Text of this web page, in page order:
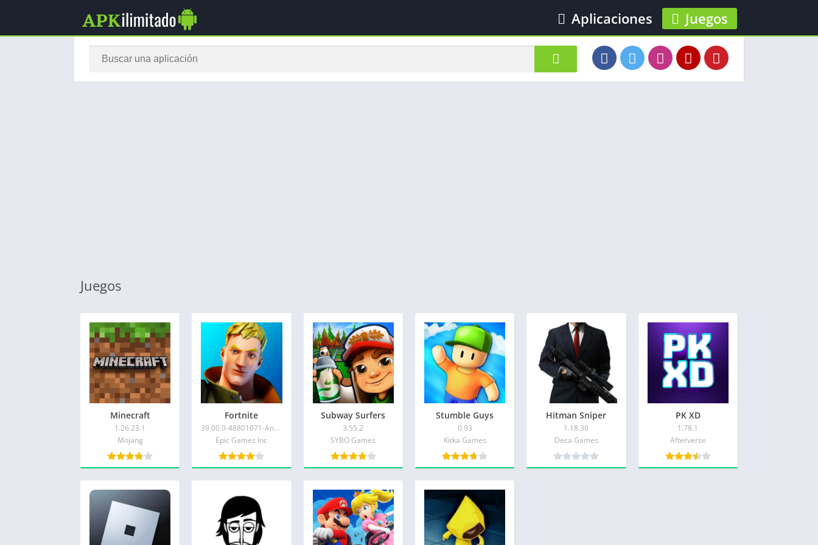
Aplicaciones Juegos
Juegos
Minecraft
1.26.23.1
Mojang
Fortnite
39.00.0-48801071-Android
Epic Games Inc
Subway Surfers
3.55.2
SYBO Games
Stumble Guys
0.93
Kitka Games
Hitman Sniper
1.18.30
Deca Games
PK XD
1.78.1
Afterverse